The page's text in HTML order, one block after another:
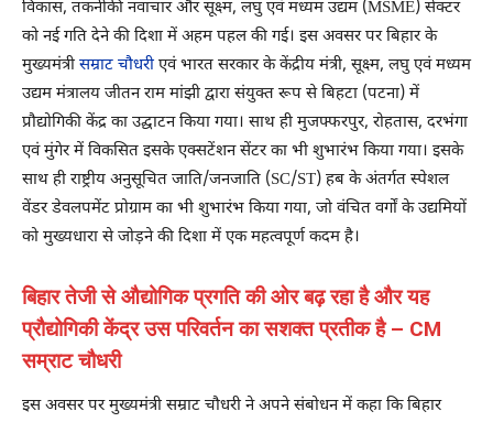
विकास, तकनीकी नवाचार और सूक्ष्म, लघु एवं मध्यम उद्यम (MSME) सेक्टर
को नई गति देने की दिशा में अहम पहल की गई। इस अवसर पर बिहार के
मुख्यमंत्री सम्राट चौधरीएवं भारत सरकार के केंद्रीय मंत्री, सूक्ष्म, लघु एवं मध्यम
उद्यम मंत्रालय जीतन राम मांझी द्वारा संयुक्त रूप से बिहटा (पटना) में
प्रौद्योगिकी केंद्र का उद्घाटन किया गया। साथ ही मुजफ्फरपुर, रोहतास, दरभंगा
एवं मुंगेर में विकसित इसके एक्सटेंशन सेंटर का भी शुभारंभ किया गया। इसके
साथ ही राष्ट्रीय अनुसूचित जाति/जनजाति (SC/ST) हब के अंतर्गत स्पेशल
वेंडर डेवलपमेंट प्रोग्राम का भी शुभारंभ किया गया, जो वंचित वर्गों के उद्यमियों
को मुख्यधारा से जोड़ने की दिशा में एक महत्वपूर्ण कदम है।
बिहार तेजी से औद्योगिक प्रगति की ओर बढ़ रहा है और यह
प्रौद्योगिकी केंद्र उस परिवर्तन का सशक्त प्रतीक है – CM
सम्राट चौधरी
इस अवसर पर मुख्यमंत्री सम्राट चौधरी ने अपने संबोधन में कहा कि बिहार